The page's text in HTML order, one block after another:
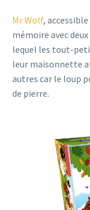
Mr Wolf,
mémoire avec
lequel les tout-
leur maisonnette
autres car le loup
de pierre.